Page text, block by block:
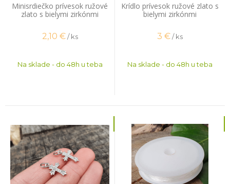
Minisrdiečko prívesok ružové
zlato s bielymi zirkónmi
2,10 € / ks
Na sklade - do 48h u teba
Krídlo prívesok ružové zlato s
bielymi zirkónmi
3 €/ ks
Na sklade - do 48h u teba